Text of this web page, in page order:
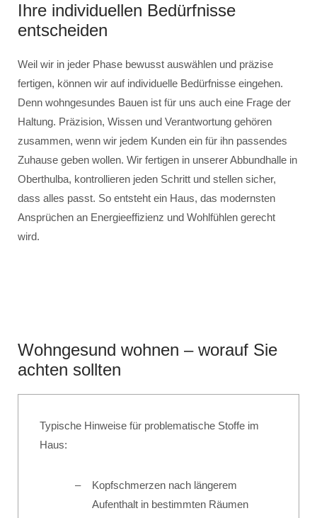
Ihre individuellen Bedürfnisse
entscheiden
Weil wir in jeder Phase bewusst auswählen und präzise
fertigen, können wir auf individuelle Bedürfnisse eingehen.
Denn wohngesundes Bauen ist für uns auch eine Frage der
Haltung. Präzision, Wissen und Verantwortung gehören
zusammen, wenn wir jedem Kunden ein für ihn passendes
Zuhause geben wollen. Wir fertigen in unserer Abbundhalle in
Oberthulba, kontrollieren jeden Schritt und stellen sicher,
dass alles passt. So entsteht ein Haus, das modernsten
Ansprüchen an Energieeffizienz und Wohlfühlen gerecht
wird.
Wohngesund wohnen – worauf Sie
achten sollten
Typische Hinweise für problematische Stoffe im
Haus:
Kopfschmerzen nach längerem
Aufenthalt in bestimmten Räumen